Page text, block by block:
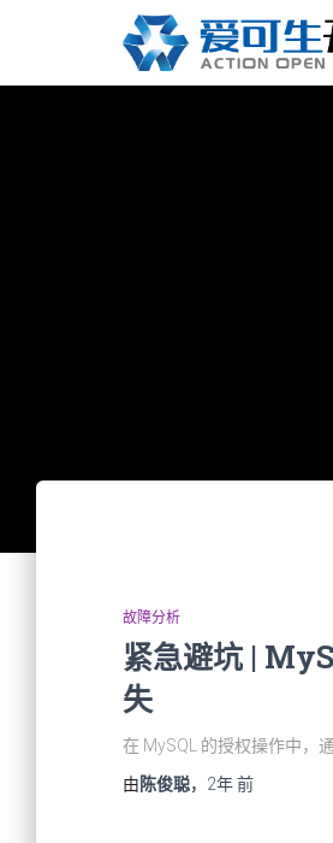
故障分析
紧急避坑 |
失
在 MySQL 的授权操作中，
由陈俊聪， 2年前